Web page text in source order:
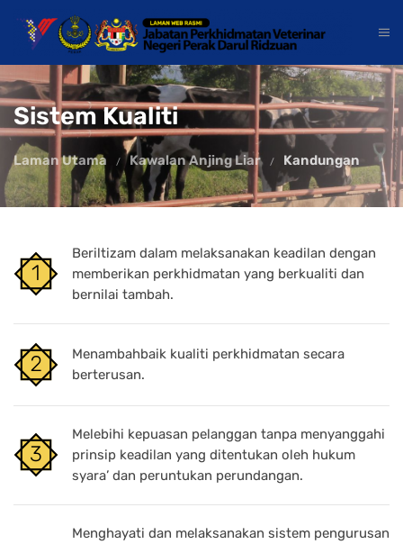
Sistem Kualiti
Laman Utama Kawalan Anjing Liar Kandungan
Beriltizam dalam melaksanakan keadilan dengan
memberikan perkhidmatan yang berkualiti dan
bernilai tambah.
Menambahbaik kualiti perkhidmatan secara
berterusan.
Melebihi kepuasan pelanggan tanpa menyanggahi
prinsip keadilan yang ditentukan oleh hukum
syara’ dan peruntukan perundangan.
Menghayati dan melaksanakan sistem pengurusan